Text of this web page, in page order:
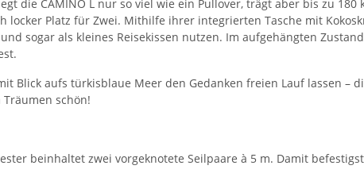
die CAMINO L nur so viel wie ein Pullover, trägt aber bis zu 180
Platz für Zwei. Mithilfe ihrer integrierten Tasche mit
sogar als kleines Reisekissen nutzen. Im aufgehängten
Blick aufs türkisblaue Meer den Gedanken freien Lauf lassen –
schön!
beinhaltet zwei vorgeknotete Seilpaare à 5 m. Damit